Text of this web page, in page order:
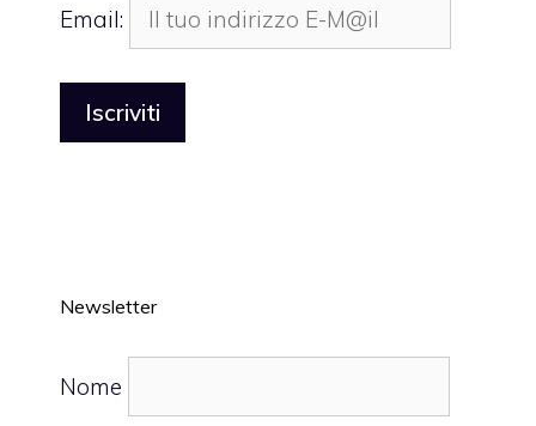
Email:
Newsletter
Nome